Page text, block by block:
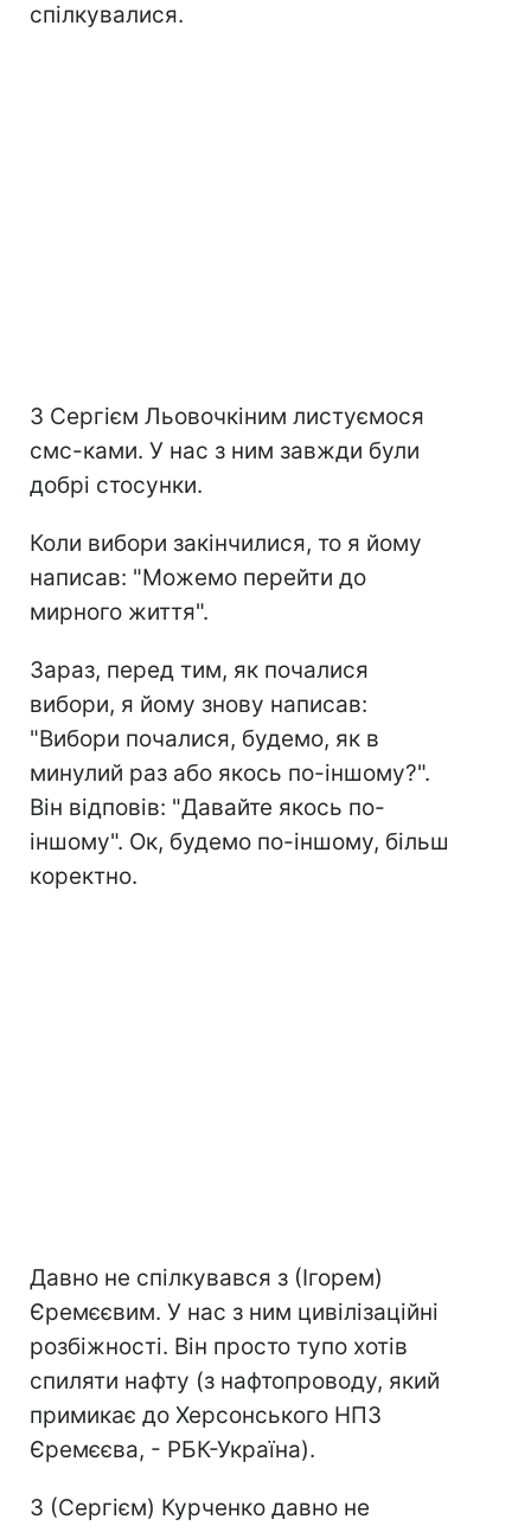
спілкувалися.
З Сергієм Льовочкіним листуємося
смс-ками. У нас з ним завжди були
добрі стосунки.
Коли вибори закінчилися, то я йому
написав: "Можемо перейти до
мирного життя".
Зараз, перед тим, як почалися
вибори, я йому знову написав:
"Вибори почалися, будемо, як в
минулий раз або якось по-іншому?".
Він відповів: "Давайте якось по-
іншому". Ок, будемо по-іншому, більш
коректно.
Давно не спілкувався з (Ігорем)
Єремєєвим. У нас з ним цивілізаційні
розбіжності. Він просто тупо хотів
спиляти нафту (з нафтопроводу, який
примикає до Херсонського НПЗ
Єремєєва, - РБК-Україна).
З (Сергієм) Курченко давно не